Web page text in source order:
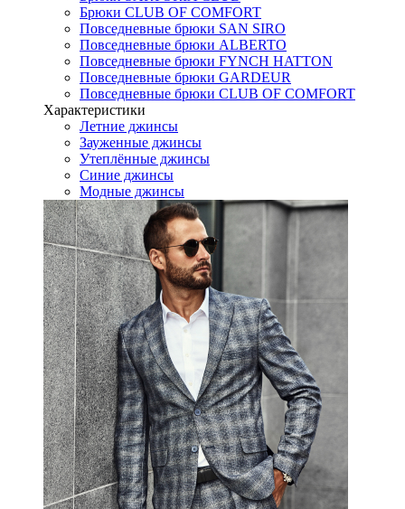
Брюки CLUB OF COMFORT
Повседневные брюки SAN SIRO
Повседневные брюки ALBERTO
Повседневные брюки FYNCH HATTON
Повседневные брюки GARDEUR
Повседневные брюки CLUB OF COMFORT
Характеристики
Летние джинсы
Зауженные джинсы
Утеплённые джинсы
Синие джинсы
Модные джинсы